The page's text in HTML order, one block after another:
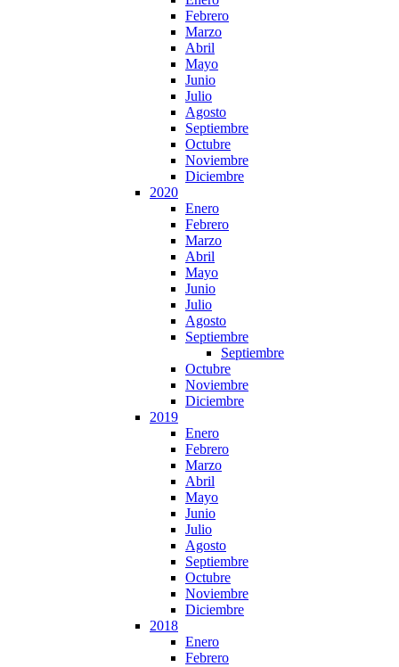
Febrero
Marzo
Abril
Mayo
Junio
Julio
Agosto
Septiembre
Octubre
Noviembre
Diciembre
2020
Enero
Febrero
Marzo
Abril
Mayo
Junio
Julio
Agosto
Septiembre
Septiembre
Octubre
Noviembre
Diciembre
2019
Enero
Febrero
Marzo
Abril
Mayo
Junio
Julio
Agosto
Septiembre
Octubre
Noviembre
Diciembre
2018
Enero
Febrero